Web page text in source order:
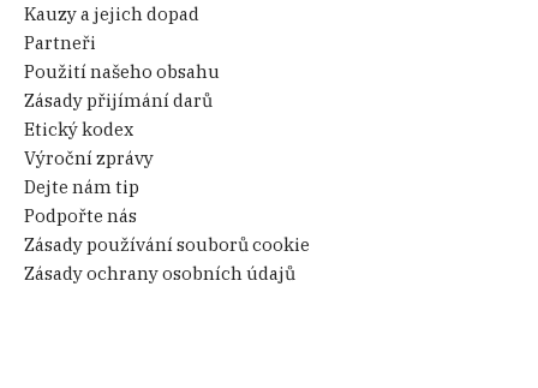
Kauzy a jejich dopad
Partneři
Použití našeho obsahu
Zásady přijímání darů
Etický kodex
Výroční zprávy
Dejte nám tip
Podpořte nás
Zásady používání souborů cookie
Zásady ochrany osobních údajů